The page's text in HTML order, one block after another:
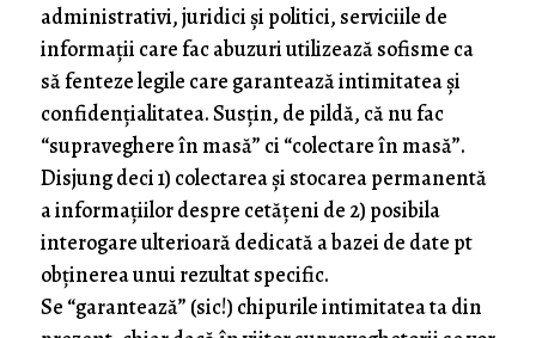
administrativi, juridici și politici, serviciile de
informații care fac abuzuri utilizează sofisme ca
să fenteze legile care garantează intimitatea și
confidențialitatea. Susțin, de pildă, că nu fac
“supraveghere în masă” ci “colectare în masă”.
Disjung deci 1) colectarea și stocarea permanentă
a informațiilor despre cetățeni de 2) posibila
interogare ulterioară dedicată a bazei de date pt
obținerea unui rezultat specific.
Se “garantează” (sic!) chipurile intimitatea ta din